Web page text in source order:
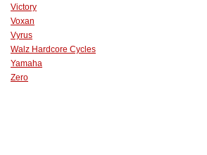
Victory
Voxan
Vyrus
Walz Hardcore Cycles
Yamaha
Zero